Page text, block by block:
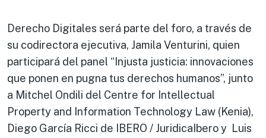
Derecho Digitales será parte del foro, a través de
su codirectora ejecutiva, Jamila Venturini, quien
participará del panel “Injusta justicia: innovaciones
que ponen en pugna tus derechos humanos”, junto
a Mitchel Ondili del Centre for Intellectual
Property and Information Technology Law (Kenia),
Diego García Ricci de IBERO / JuridicaIbero y Luis